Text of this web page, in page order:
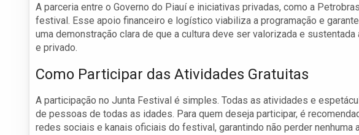
A parceria entre o Governo do Piauí e iniciativas privadas, como a
festival. Esse apoio financeiro e logístico viabiliza a programação e
uma demonstração clara de que a cultura deve ser valorizada e
e privado.
Como Participar das Atividades Gratuitas
A participação no Junta Festival é simples. Todas as atividades e
de pessoas de todas as idades. Para quem deseja participar, é
redes sociais e kanais oficiais do festival, garantindo não perder nenhuma